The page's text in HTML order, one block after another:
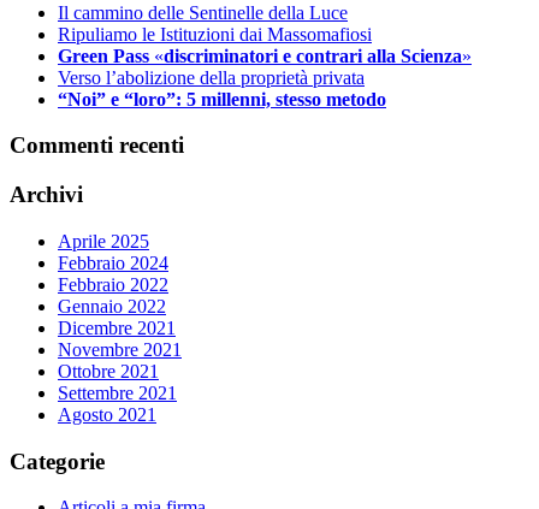
Il cammino delle Sentinelle della Luce
Ripuliamo le Istituzioni dai Massomafiosi
Green Pass «discriminatori e contrari alla Scienza»
Verso l’abolizione della proprietà privata
“Noi” e “loro”: 5 millenni, stesso metodo
Commenti recenti
Archivi
Aprile 2025
Febbraio 2024
Febbraio 2022
Gennaio 2022
Dicembre 2021
Novembre 2021
Ottobre 2021
Settembre 2021
Agosto 2021
Categorie